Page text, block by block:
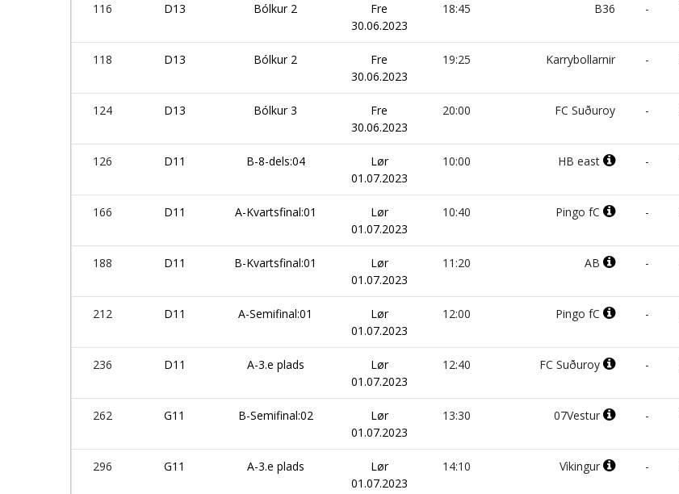
116 D13 Bólkur 2
Fre
30.06.2023
18:45 B36 -
118 D13 Bólkur 2
Fre
30.06.2023
19:25 Karrybollarnir -
124 D13 Bólkur 3
Fre
30.06.2023
20:00 FC Suðuroy -
126 D11 B-8-dels:04
Lør
01.07.2023
10:00 HB east -
166 D11 A-Kvartsfinal:01
Lør
01.07.2023
10:40 Pingo fC -
188 D11 B-Kvartsfinal:01
Lør
01.07.2023
11:20 AB -
212 D11 A-Semifinal:01
Lør
01.07.2023
12:00 Pingo fC -
236 D11 A-3.e plads
Lør
01.07.2023
12:40 FC Suðuroy -
262 G11 B-Semifinal:02
Lør
01.07.2023
13:30 07Vestur -
296 G11 A-3.e plads
Lør
01.07.2023
14:10 Vìkingur -